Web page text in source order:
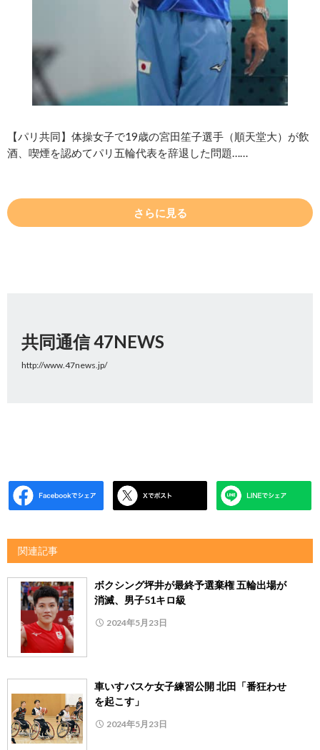
【パリ共同】体操女子で19歳の宮田笙子選手（順天堂大）が飲
酒、喫煙を認めてパリ五輪代表を辞退した問題……
さらに見る
共同通信 47NEWS
http://www.47news.jp/
関連記事
ボクシング坪井が最終予選棄権 五輪出場が
消滅、男子51キロ級
2024年5月23日
車いすバスケ女子練習公開 北田「番狂わせ
を起こす」
2024年5月23日